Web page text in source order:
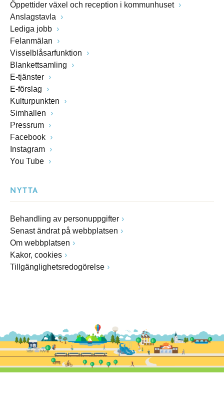
Öppettider växel och reception i kommunhuset
Anslagstavla
Lediga jobb
Felanmälan
Visselblåsarfunktion
Blankettsamling
E-tjänster
E-förslag
Kulturpunkten
Simhallen
Pressrum
Facebook
Instagram
You Tube
NYTTA
Behandling av personuppgifter
Senast ändrat på webbplatsen
Om webbplatsen
Kakor, cookies
Tillgänglighetsredogörelse